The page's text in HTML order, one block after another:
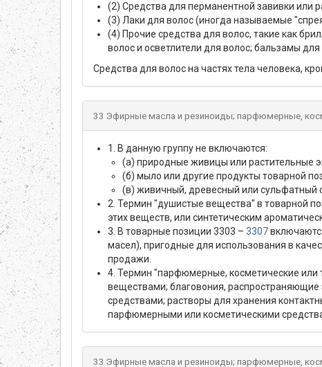
(2) Средства для перманентной завивки или
(3) Лаки для волос (иногда называемые
(4) Прочие средства для волос, такие как
волос и осветлители для волос; бальзамы для
Средства для волос на частях тела человека,
33 Эфирные масла и резиноиды; парфюмерные,
1. В данную группу не включаются:
(а) природные живицы или растительные
(б) мыло или другие продукты товарной
(в) живичный, древесный или сульфатный
2. Термин "душистые вещества" в товарной
этих веществ, или синтетическим
3. В товарные позиции 3303 – 3307
масел), пригодные для использования в
продажи.
4. Термин "парфюмерные, косметические или
веществами; благовония, распространяющие
средствами; растворы для хранения
парфюмерными или косметическими
33 Эфирные масла и резиноиды; парфюмерные,